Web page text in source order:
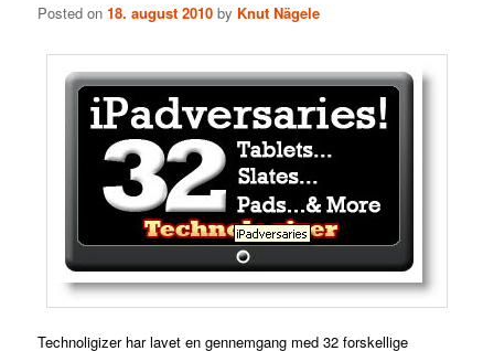
Posted on18. august 2010 by Knut Nägele
Technoligizer har laveten gennemgang med 32 forskellige